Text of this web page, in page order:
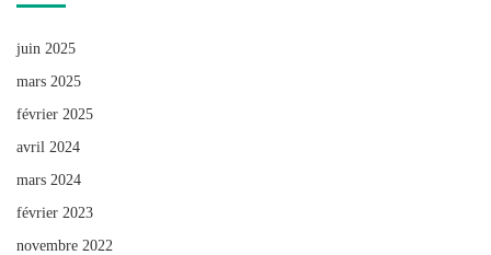
juin 2025
mars 2025
février 2025
avril 2024
mars 2024
février 2023
novembre 2022